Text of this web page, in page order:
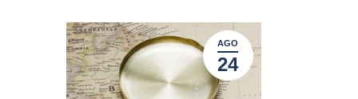
AGO
24